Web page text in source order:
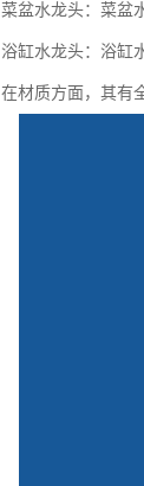
菜盆水龙头：菜盆
浴缸水龙头：浴缸
在材质方面，其有